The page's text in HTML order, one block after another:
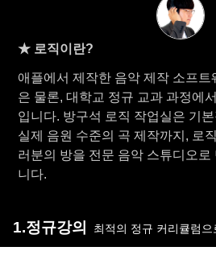
★ 로직이란?
애플에서 제작한 음악 제작 소프
은 물론, 대학교 정규 교과 과정에
입니다. 방구석 로직 작업실은 기
실제 음원 수준의 곡 제작까지, 로
러분의 방을 전문 음악 스튜디오로
니다.
1.정규강의 최적의 정규 커리큘럼